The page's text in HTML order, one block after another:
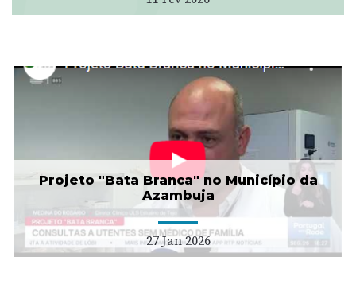
Projeto "Bata Branca" no Município da
Azambuja
27 Jan 2026